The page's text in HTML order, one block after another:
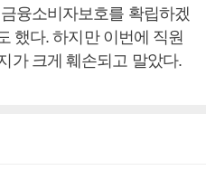
융소비자보호를 확립하겠
했다. 하지만 이번에 직원
가 크게 훼손되고 말았다.